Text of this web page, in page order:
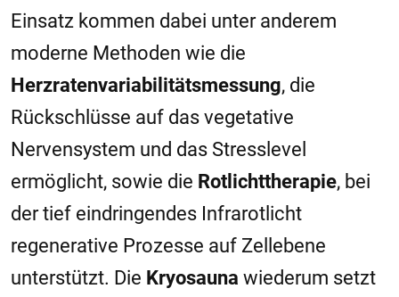
Einsatz kommen dabei unter anderem
moderne Methoden wie die
Herzratenvariabilitätsmessung, die
Rückschlüsse auf das vegetative
Nervensystem und das Stresslevel
ermöglicht, sowie die Rotlichttherapie, bei
der tief eindringendes Infrarotlicht
regenerative Prozesse auf Zellebene
unterstützt. Die Kryosauna wiederum setzt